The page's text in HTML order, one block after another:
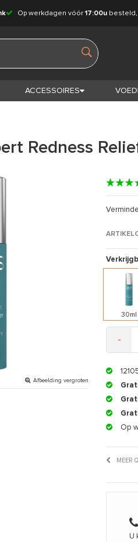
Op werkdagen vóór 17:00u
ACCESSOIRES
Redness
Afbeelding vergroten
30ml
-
Op
MEER
U